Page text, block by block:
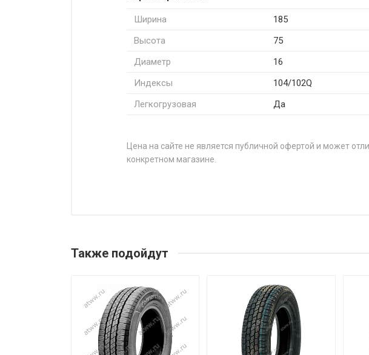
Ширина
185
Высота
75
Диаметр
16
Индексы
104/102Q
Легкогрузовая
Да
Цена на сайте не является публичной офертой и может
конкретном магазине.
Также подойдут